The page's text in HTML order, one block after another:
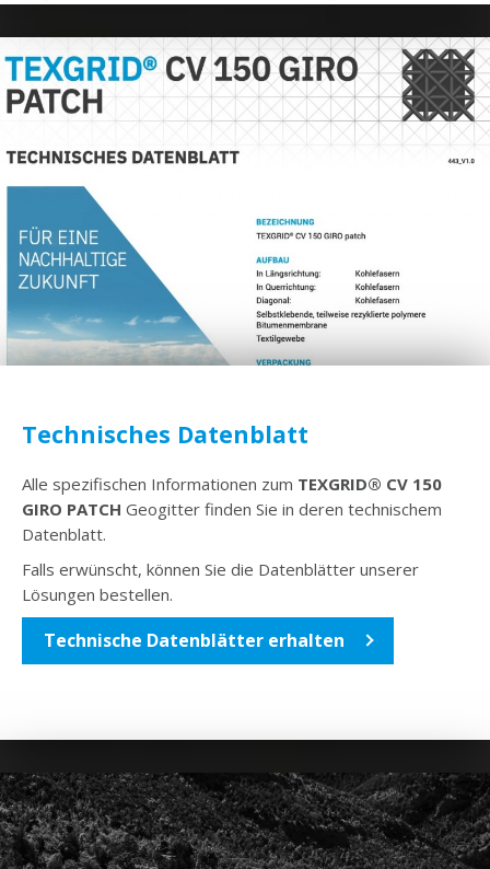
Technisches Datenblatt
Alle spezifischen Informationen zum TEXGRID® CV 150
GIRO PATCH Geogitter finden Sie in deren technischem
Datenblatt.
Falls erwünscht, können Sie die Datenblätter unserer
Lösungen bestellen.
Technische Datenblätter erhalten